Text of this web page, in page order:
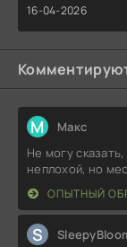
16-04-2026
М Макс
Не могу
неплохой, но
ОПЫТНЫЙ
S